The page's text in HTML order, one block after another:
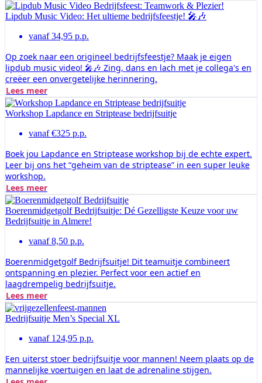
Lipdub Music Video: Het ultieme bedrijfsfeestje! 🎤🎶
vanaf 34,95 p.p.
Op zoek naar een origineel bedrijfsfeestje? Maak je eigen
lipdub music video! 🎤🎶 Zing, dans en lach met je collega's en
creëer een onvergetelijke herinnering.
Lees meer
Workshop Lapdance en Striptease bedrijfsuitje
vanaf €325 p.p.
Boek jou Lapdance en Striptease workshop bij de echte expert.
Leer bij ons het “geheim van de striptease” in een super leuke
workshop.
Lees meer
Boerenmidgetgolf Bedrijfsuitje: Dé Gezelligste Keuze voor uw
Bedrijfsuitje in Almere!
vanaf 8,50 p.p.
Boerenmidgetgolf Bedrijfsuitje! Dit teamuitje combineert
ontspanning en plezier. Perfect voor een actief en
laagdrempelig bedrijfsuitje.
Lees meer
Bedrijfsuitje Men’s Special XL
vanaf 124,95 p.p.
Een uiterst stoer bedrijfsuitje voor mannen! Neem plaats op de
mannelijke voertuigen en laat de adrenaline stijgen.